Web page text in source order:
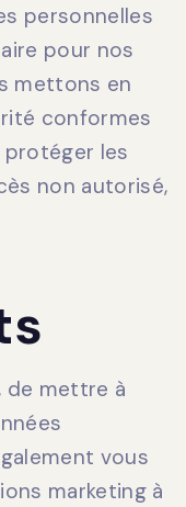
personnelles
pour nos
mettons en
conformes
les
non autorisé,
de mettre à
vous
marketing à